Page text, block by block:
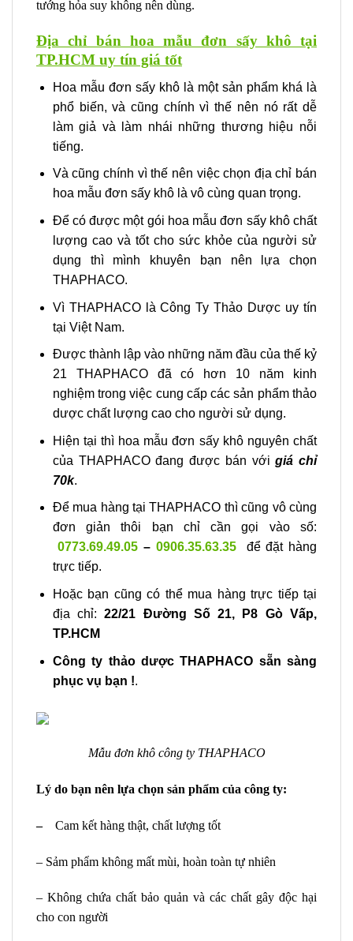
tướng hỏa suy không nên dùng.
Địa chỉ bán hoa mẫu đơn sấy khô tại
TP.HCM uy tín giá tốt
Hoa mẫu đơn sấy khô là một sản phẩm khá là
phổ biến, và cũng chính vì thế nên nó rất dễ
làm giả và làm nhái những thương hiệu nỗi
tiếng.
Và cũng chính vì thế nên việc chọn địa chỉ bán
hoa mẫu đơn sấy khô là vô cùng quan trọng.
Để có được một gói hoa mẫu đơn sấy khô chất
lượng cao và tốt cho sức khỏe của người sử
dụng thì mình khuyên bạn nên lựa chọn
THAPHACO.
Vì THAPHACO là Công Ty Thảo Dược uy tín
tại Việt Nam.
Được thành lập vào những năm đầu của thế kỷ
21 THAPHACO đã có hơn 10 năm kinh
nghiệm trong việc cung cấp các sản phẩm thảo
dược chất lượng cao cho người sử dụng.
Hiện tại thì hoa mẫu đơn sấy khô nguyên chất
của THAPHACO đang được bán vớigiá chỉ
70k.
Để mua hàng tại THAPHACO thì cũng vô cùng
đơn giản thôi bạn chỉ cần gọi vào số:
0773.69.49.05 – 0906.35.63.35
để đặt hàng
trực tiếp.
Hoặc bạn cũng có thể mua hàng trực tiếp tại
địa chỉ:22/21 Đường Số 21, P8 Gò Vấp,
TP.HCM
Công ty thảo dược THAPHACO sẵn sàng
phục vụ bạn !.
Mẫu đơn khô công ty THAPHACO
Lý do bạn nên lựa chọn sản phẩm của công ty:
– Cam kết hàng thật, chất lượng tốt
– Sảm phẩm không mất mùi, hoàn toàn tự nhiên
– Không chứa chất bảo quản và các chất gây độc hại
cho con người